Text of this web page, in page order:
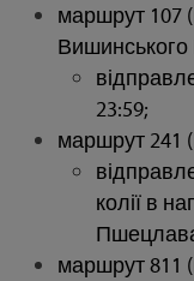
маршрут 107
23:59;
маршрут 241
колії в
маршрут